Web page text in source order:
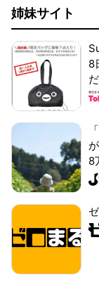
姉妹サイト
8
8